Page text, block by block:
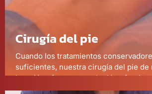
Cirugía del pie
Cuando los tratamientos
suficientes, nuestra cirugía del pie de
invasión ofrece una solución efectiva
Nuestro equipo quirúrgico está